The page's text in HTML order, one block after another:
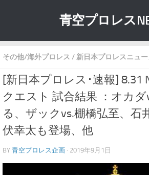
青空プロレス
その他/海外プロレス / 新日本プロレスニュー
[新日本プロレス･速報] 8.31
クエスト 試合結果 ：オカダ
る、ザックvs.棚橋弘至、石
伏幸太も登場、他
BY 青空プロレス企画 · 2019年9月1日